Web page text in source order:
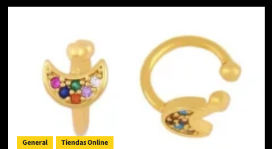
General Tiendas Online